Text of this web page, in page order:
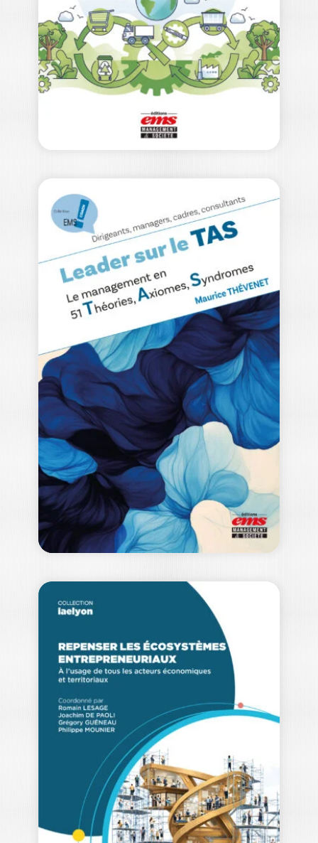
CLAIRE MARZO
À l’heure où l’intelligence artificielle
générative (IAG) franchit chaque jour de
nouveaux paliers,…
25,00€
FAÇONNER UNE
INDUSTRIE
CIRCULAIRE
ROBUSTE
ALAIN FERCOQ|
CHRISTIAN BRUÈRE|
MAXENCE DENU
Depuis les années 1990, le Lean
Management s’est imposé pour
renforcer la compétitivité…
29,00
LEADER SUR LE
TAS
MAURICE THEVENET